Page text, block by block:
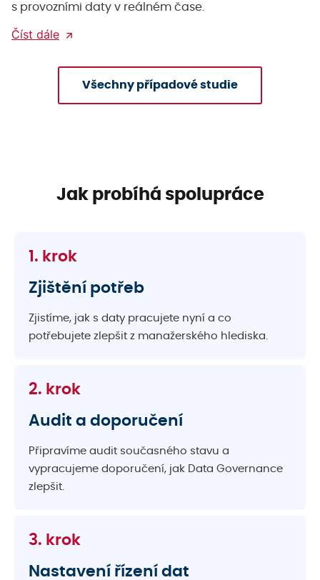
s provozními daty v reálném čase.
Číst dále
Všechny případové studie
Jak probíhá spolupráce
1. krok
Zjištění potřeb
Zjistíme, jak s daty pracujete nyní a co
potřebujete zlepšit z manažerského hlediska.
2. krok
Audit a doporučení
Připravíme audit současného stavu a
vypracujeme doporučení, jak Data Governance
zlepšit.
3. krok
Nastavení řízení dat